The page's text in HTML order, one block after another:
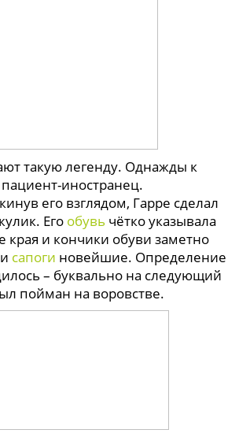
такую легенду. Однажды к
иностранец.
его взглядом, Гарре сделал
Его обувь чётко указывала
края и кончики обуви заметно
сапоги новейшие. Определение
– буквально на следующий
пойман на воровстве.